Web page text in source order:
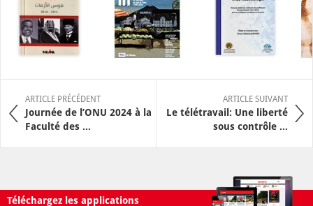
ARTICLE PRÉCÉDENT
Journée de l’ONU 2024 à la
Faculté des ...
ARTICLE SUIVANT
Le télétravail: Une liberté
sous contrôle ...
Téléchargez les applications